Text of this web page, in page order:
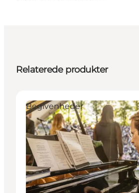
Relaterede produkter
Begivenheder